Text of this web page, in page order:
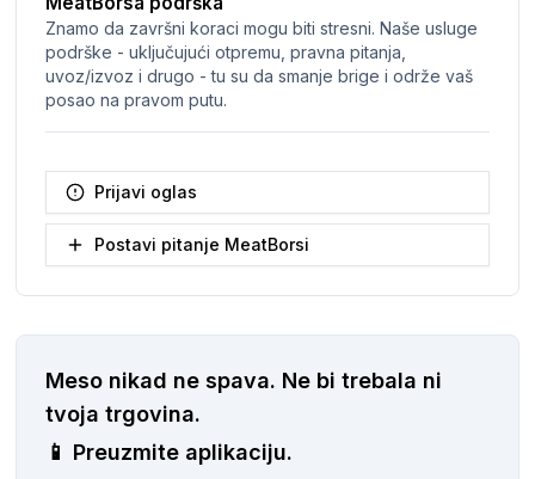
Znamo da završni koraci mogu biti stresni. Naše usluge
podrške - uključujući otpremu, pravna pitanja,
uvoz/izvoz i drugo - tu su da smanje brige i održe vaš
posao na pravom putu.
Prijavi oglas
Postavi pitanje MeatBorsi
Meso nikad ne spava. Ne bi trebala ni
tvoja trgovina.
📱 Preuzmite aplikaciju.